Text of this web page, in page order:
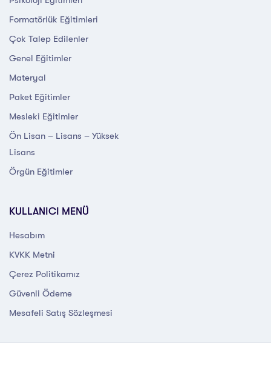
Formatörlük Eğitimleri
Çok Talep Edilenler
Genel Eğitimler
Materyal
Paket Eğitimler
Mesleki Eğitimler
Ön Lisan – Lisans – Yüksek
Lisans
Örgün Eğitimler
KULLANICI MENÜ
Hesabım
KVKK Metni
Çerez Politikamız
Güvenli Ödeme
Mesafeli Satış Sözleşmesi